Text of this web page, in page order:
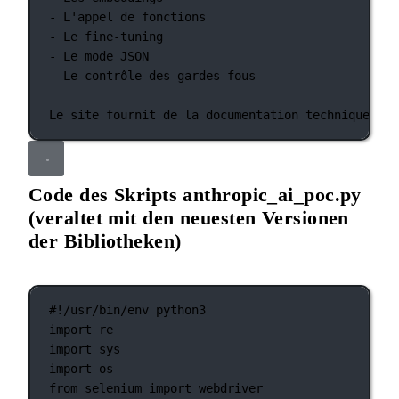
-
L'appel de fonctions
- Le fine-tuning
- Le mode JSON
- Le contrôle des gardes-fous
Le site fournit de la documentation technique,
Code des Skripts anthropic_ai_poc.py
(veraltet mit den neuesten Versionen
der Bibliotheken)
#!/usr/bin/env python3
import re
import sys
import os
from selenium import webdriver